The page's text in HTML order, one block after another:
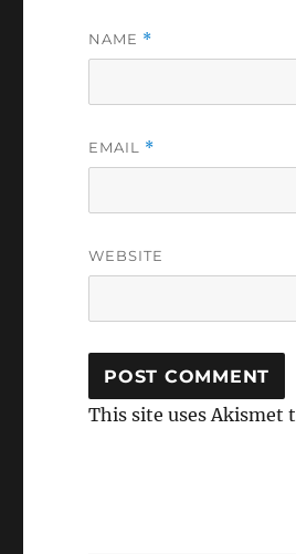
NAME *
EMAIL *
WEBSITE
This site uses Akismet